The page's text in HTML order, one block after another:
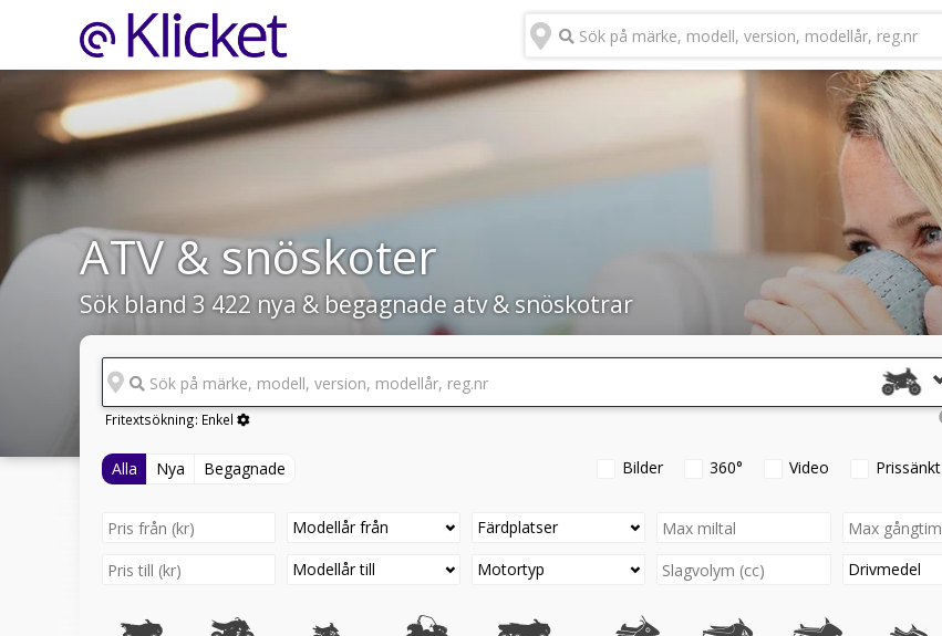
Sök på märke, modell, version, modellår, reg.nr
ATV & snöskoter
Sök bland 3 422 nya & begagnade atv & snöskotrar
Sök på märke, modell, version, modellår, reg.nr
Fritextsökning: Enkel
Alla Nya Begagnade Bilder 360° Video Prissänkt
Modellår från
Modellår till
Färdplatser
Motortyp
Drivmedel